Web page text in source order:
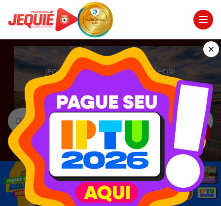
JEQUIÉ É TRABALHO, É VIDA MELHOR!
O que está procurando?